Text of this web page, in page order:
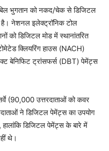
भुगतान को नकद/चेक से डिजिटल
है। नेशनल इलेक्ट्रॉनिक टोल
को डिजिटल मोड में स्थानांतरित
क्लियरिंग हाउस (NACH)
बेनिफिट ट्रांसफर्स (DBT) पेमेंट्स
(90,000 उत्तरदाताओं को कवर
ने डिजिटल पेमेंट्स का उपयोग
डिजिटल पेमेंट्स के बारे में
थे।